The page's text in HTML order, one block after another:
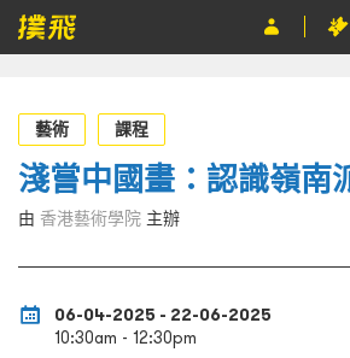
主辦單位
關於撲飛
EN
藝術 課程
淺嘗中國畫：認識嶺南
由 香港藝術學院 主辦
06-04-2025 - 22-06-2025
10:30am - 12:30pm